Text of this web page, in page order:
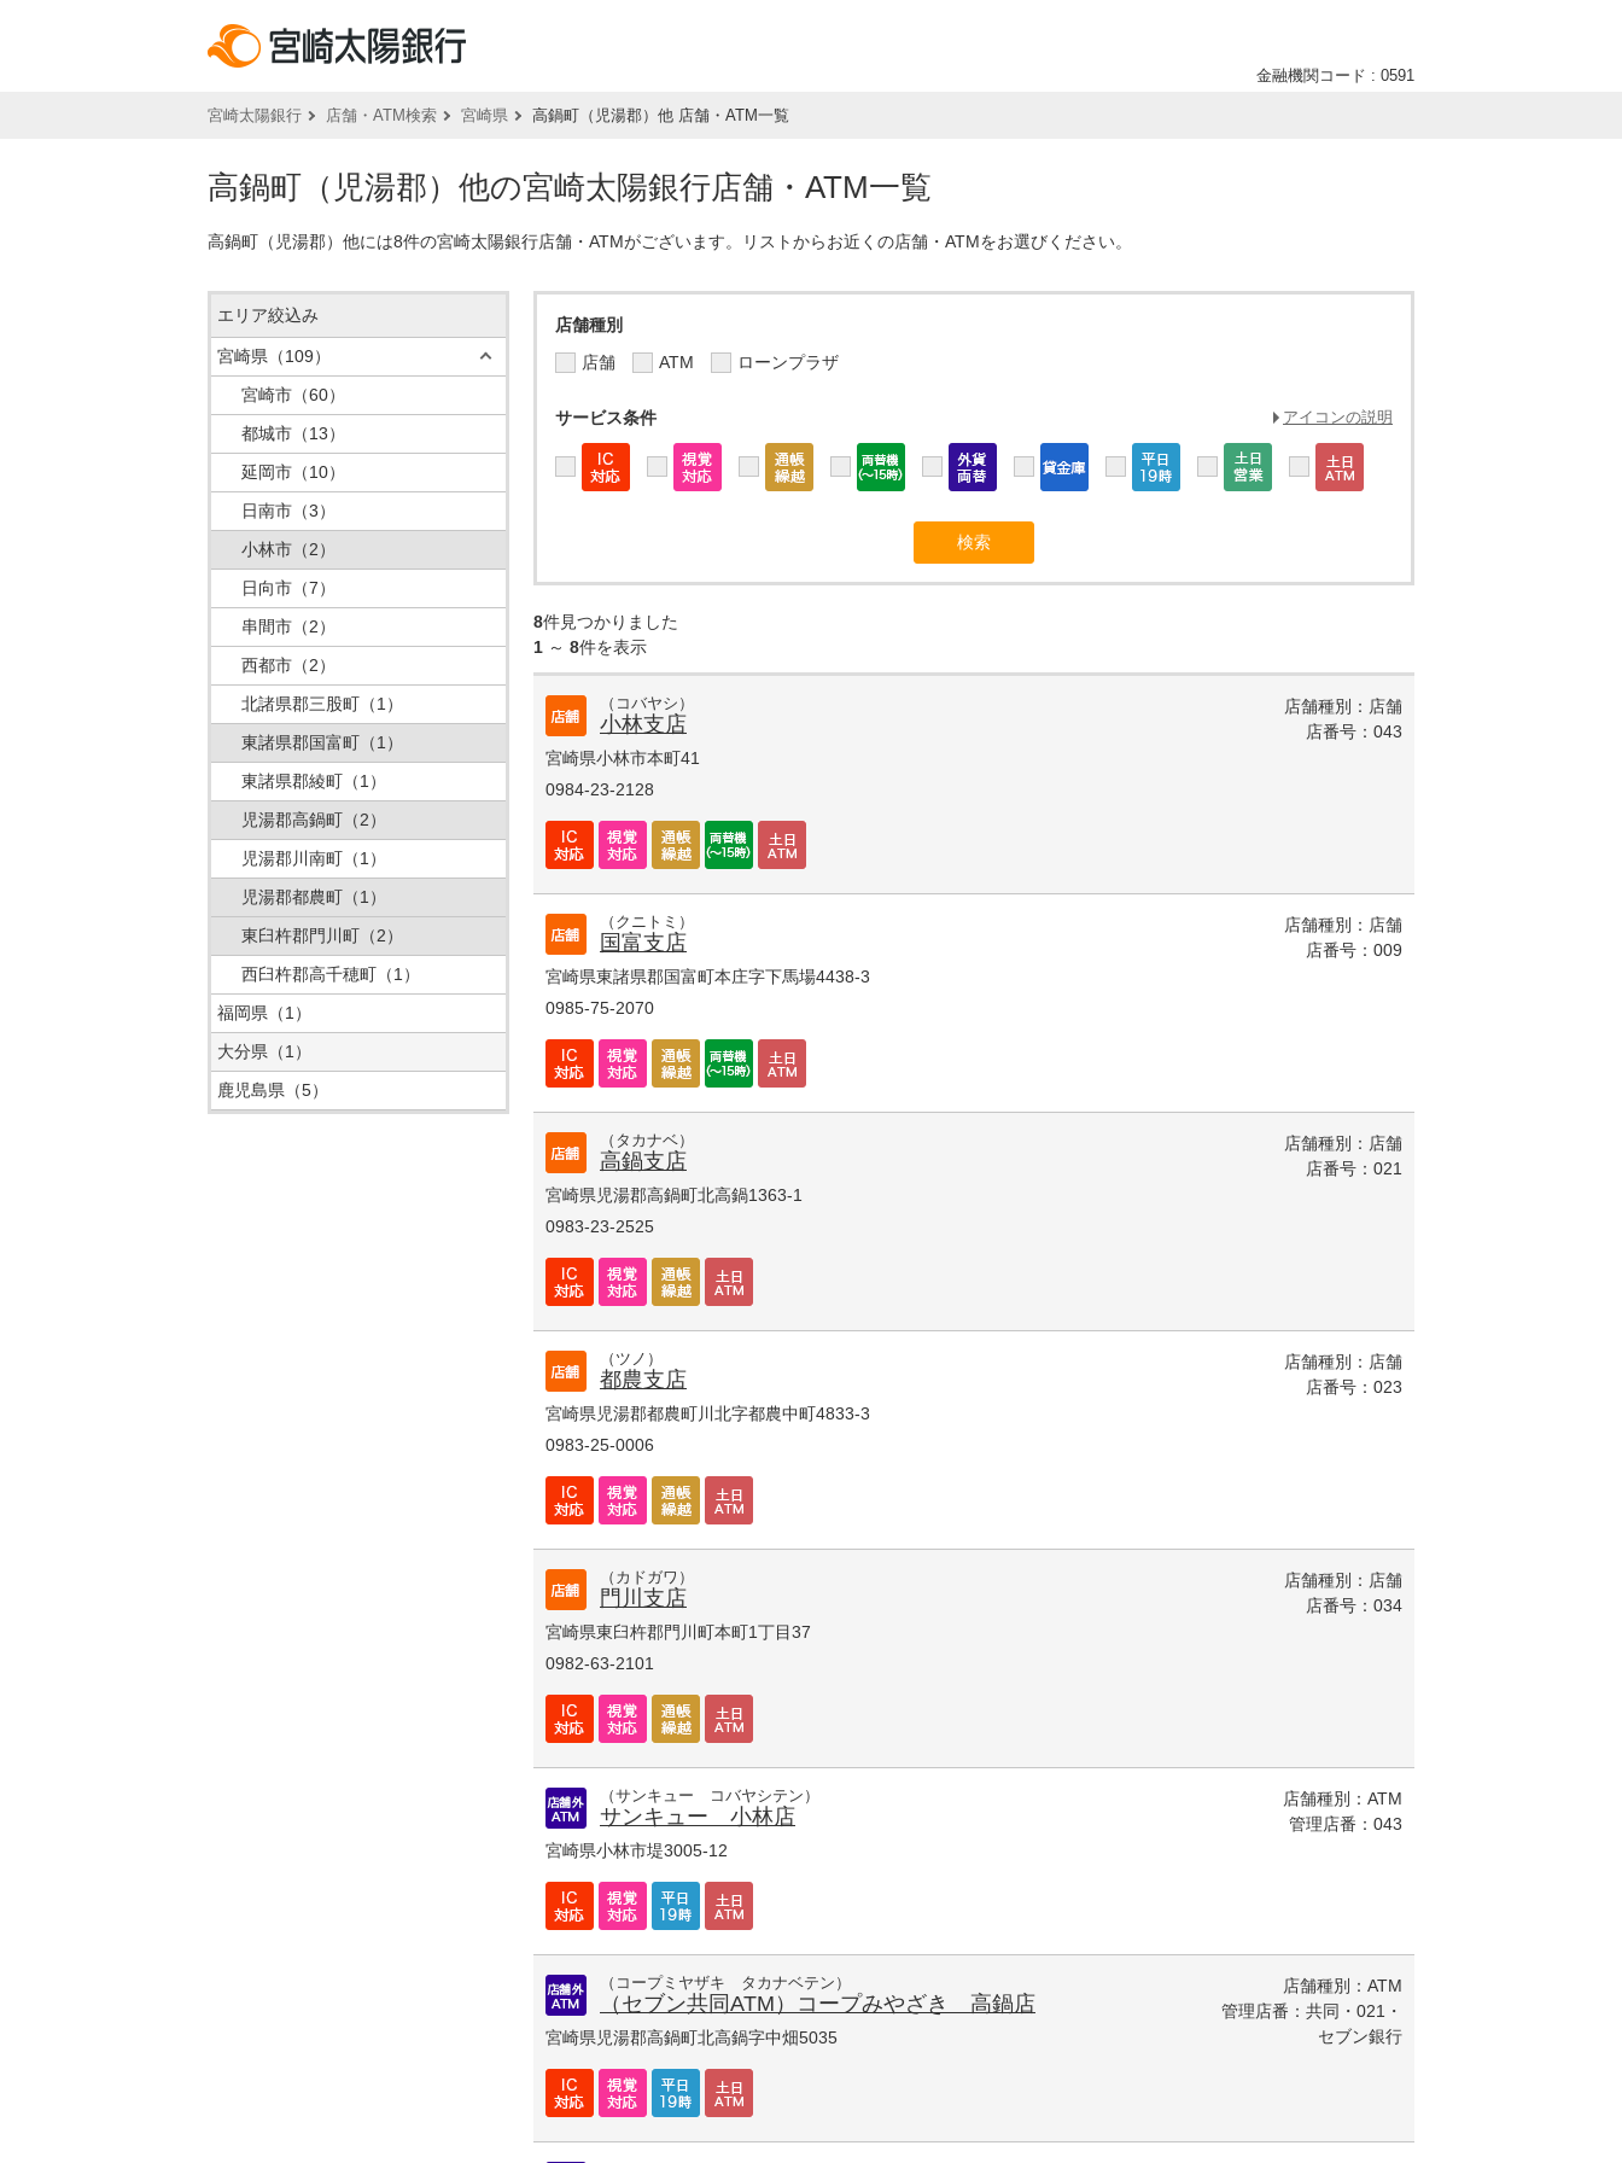
金融機関コード : 0591
宮崎太陽銀行 店舗・ATM検索 宮崎県 高鍋町（児湯郡）他 店舗・ATM一覧
高鍋町（児湯郡）他の宮崎太陽銀行店舗・ATM一覧
高鍋町（児湯郡）他には8件の宮崎太陽銀行店舗・ATMがございます。リストからお近くの店舗・ATMをお選びください。
店舗種別
店舗
ATM ローンプラザ
サービス条件 アイコンの説明
8件見つかりました
1 ～ 8件を表示
（コバヤシ）
小林支店
宮崎県小林市本町41
0984-23-2128
店舗種別：店舗
店番号：043
（クニトミ）
国富支店
宮崎県東諸県郡国富町本庄字下馬場4438-3
0985-75-2070
店舗種別：店舗
店番号：009
（タカナベ）
高鍋支店
宮崎県児湯郡高鍋町北高鍋1363-1
0983-23-2525
店舗種別：店舗
店番号：021
（ツノ）
都農支店
宮崎県児湯郡都農町川北字都農中町4833-3
0983-25-0006
店舗種別：店舗
店番号：023
（カドガワ）
門川支店
宮崎県東臼杵郡門川町本町1丁目37
0982-63-2101
店舗種別：店舗
店番号：034
（サンキュー コバヤシテン）
サンキュー 小林店
宮崎県小林市堤3005-12
店舗種別：ATM
管理店番：043
（コープミヤザキ タカナベテン）
（セブン共同ATM）コープみやざき 高鍋店
宮崎県児湯郡高鍋町北高鍋字中畑5035
店舗種別：ATM
管理店番：共同・021・
セブン銀行
エリア絞込み
宮崎県 （109）
宮崎市 （60）
都城市 （13）
延岡市 （10）
日南市 （3）
小林市 （2）
日向市 （7）
串間市 （2）
西都市 （2）
北諸県郡三股町 （1）
東諸県郡国富町 （1）
東諸県郡綾町 （1）
児湯郡高鍋町 （2）
児湯郡川南町 （1）
児湯郡都農町 （1）
東臼杵郡門川町 （2）
西臼杵郡高千穂町 （1）
福岡県 （1）
大分県 （1）
鹿児島県 （5）